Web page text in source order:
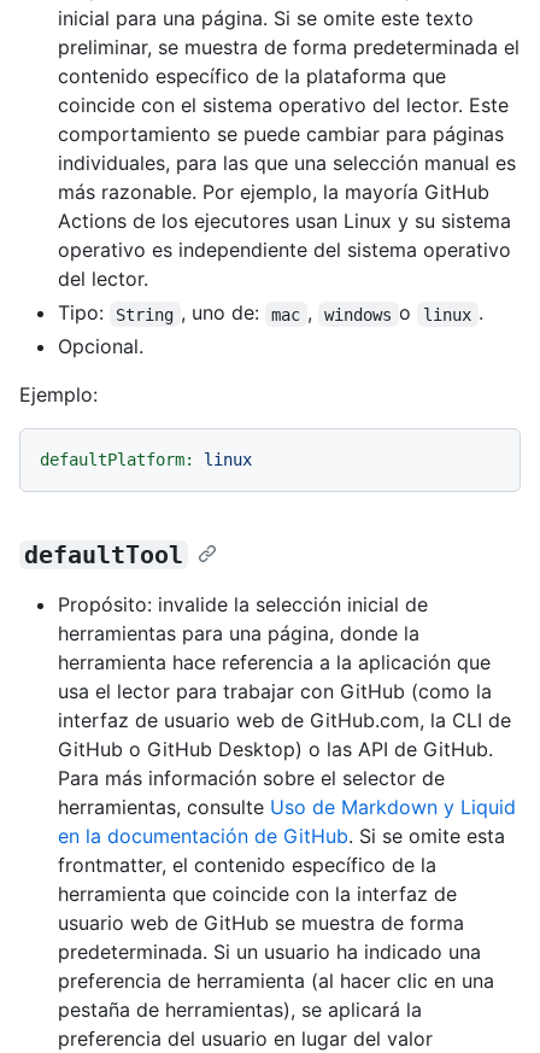
inicial para una página. Si se omite este texto
preliminar, se muestra de forma predeterminada el
contenido específico de la plataforma que
coincide con el sistema operativo del lector. Este
comportamiento se puede cambiar para páginas
individuales, para las que una selección manual es
más razonable. Por ejemplo, la mayoría GitHub
Actions de los ejecutores usan Linux y su sistema
operativo es independiente del sistema operativo
del lector.
Tipo:
String , uno de: mac , windows o linux .
Opcional.
Ejemplo:
defaultPlatform: linux
defaultTool
Propósito: invalide la selección inicial de
herramientas para una página, donde la
herramienta hace referencia a la aplicación que
usa el lector para trabajar con GitHub (como la
interfaz de usuario web de GitHub.com, la CLI de
GitHub o GitHub Desktop) o las API de GitHub.
Para más información sobre el selector de
herramientas, consulte Uso de Markdown y Liquid
en la documentación de GitHub. Si se omite esta
frontmatter, el contenido específico de la
herramienta que coincide con la interfaz de
usuario web de GitHub se muestra de forma
predeterminada. Si un usuario ha indicado una
preferencia de herramienta (al hacer clic en una
pestaña de herramientas), se aplicará la
preferencia del usuario en lugar del valor